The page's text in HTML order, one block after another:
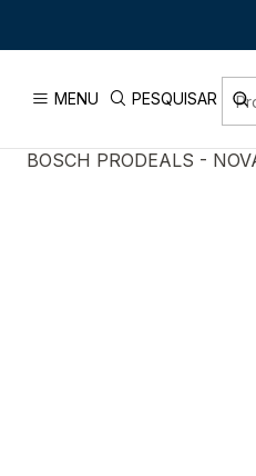
MENU PESQUISAR
BOSCH
BOSCH PRODEALS -